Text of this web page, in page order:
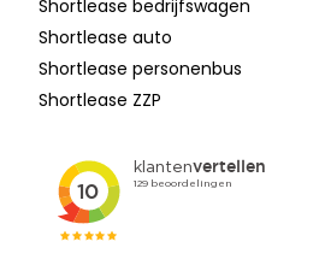
Shortlease bedrijfswagen
Shortlease auto
Shortlease personenbus
Shortlease ZZP